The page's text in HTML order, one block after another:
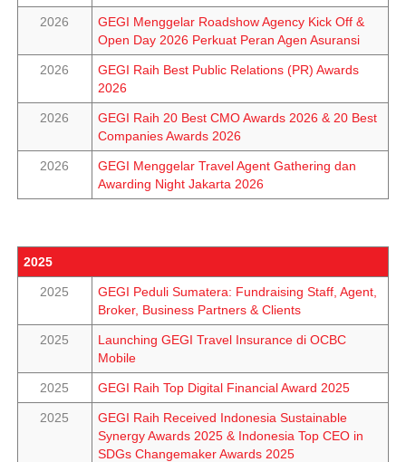
2026
GEGI Menggelar Roadshow Agency Kick Off &
Open Day 2026 Perkuat Peran Agen Asuransi
2026
GEGI Raih Best Public Relations (PR) Awards
2026
2026
GEGI Raih 20 Best CMO Awards 2026 & 20 Best
Companies Awards 2026
2026
GEGI Menggelar Travel Agent Gathering dan
Awarding Night Jakarta 2026
2025
2025
GEGI Peduli Sumatera: Fundraising Staff, Agent,
Broker, Business Partners & Clients
2025
Launching GEGI Travel Insurance di OCBC
Mobile
2025 GEGI Raih Top Digital Financial Award 2025
2025
GEGI Raih Received Indonesia Sustainable
Synergy Awards 2025 & Indonesia Top CEO in
SDGs Changemaker Awards 2025